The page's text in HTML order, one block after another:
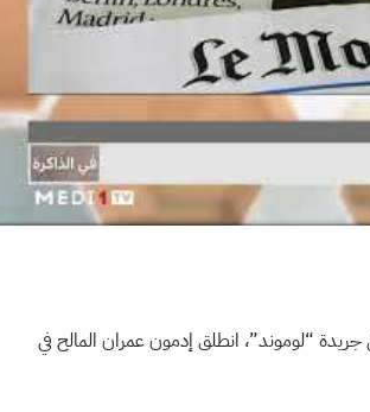
“لوموند”، انطلق إدمون عمران المالح في